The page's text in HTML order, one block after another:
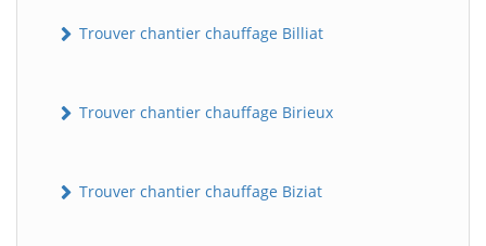
Trouver chantier chauffage Billiat
Trouver chantier chauffage Birieux
Trouver chantier chauffage Biziat